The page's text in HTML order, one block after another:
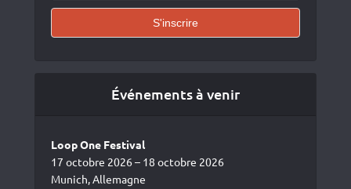
Événements à venir
Loop One Festival
17 octobre 2026 – 18 octobre 2026
Munich, Allemagne